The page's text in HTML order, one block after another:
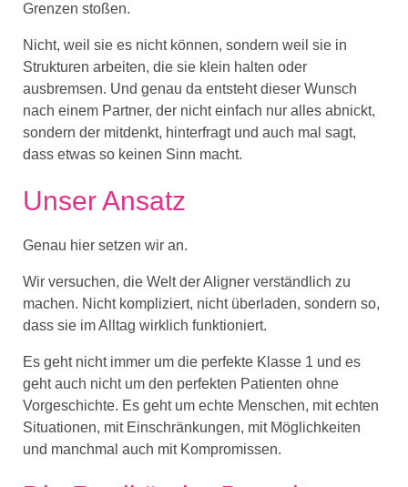
Grenzen stoßen.
Nicht, weil sie es nicht können, sondern weil sie in
Strukturen arbeiten, die sie klein halten oder
ausbremsen. Und genau da entsteht dieser Wunsch
nach einem Partner, der nicht einfach nur alles abnickt,
sondern der mitdenkt, hinterfragt und auch mal sagt,
dass etwas so keinen Sinn macht.
Unser Ansatz
Genau hier setzen wir an.
Wir versuchen, die Welt der Aligner verständlich zu
machen. Nicht kompliziert, nicht überladen, sondern so,
dass sie im Alltag wirklich funktioniert.
Es geht nicht immer um die perfekte Klasse 1 und es
geht auch nicht um den perfekten Patienten ohne
Vorgeschichte. Es geht um echte Menschen, mit echten
Situationen, mit Einschränkungen, mit Möglichkeiten
und manchmal auch mit Kompromissen.